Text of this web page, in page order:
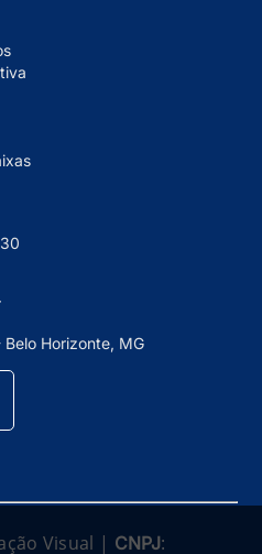
Horizonte, MG
Visual | CNPJ: